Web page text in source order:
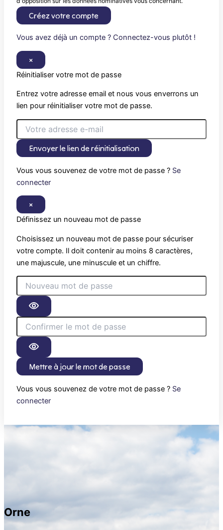
Créez votre compte
Vous avez déjà un compte ? Connectez-vous plutôt !
×
Réinitialiser votre mot de passe
Entrez votre adresse email et nous vous enverrons un
lien pour réinitialiser votre mot de passe.
Envoyer le lien de réinitialisation
Vous vous souvenez de votre mot de passe ? Se
connecter
×
Définissez un nouveau mot de passe
Choisissez un nouveau mot de passe pour sécuriser
votre compte. Il doit contenir au moins 8 caractères,
une majuscule, une minuscule et un chiffre.
Mettre à jour le mot de passe
Vous vous souvenez de votre mot de passe ? Se
connecter
Orne